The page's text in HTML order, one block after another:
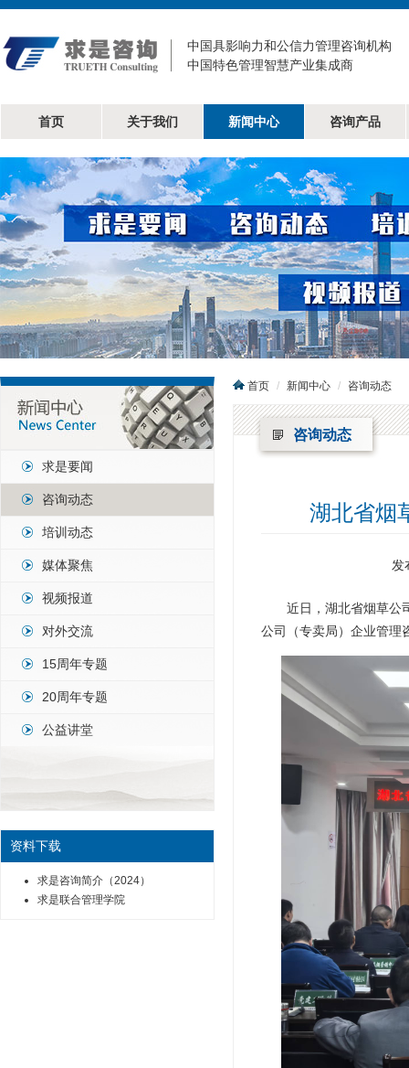
中国具影响力和公信力管理咨询机构
中国特色管理智慧产业集成商
首页 关于我们 新闻中心 咨询产品
求是要闻
咨询动态
培训动态
媒体聚焦
视频报道
对外交流
15周年专题
20周年专题
公益讲堂
资料下载
求是咨询简介（2024）
求是联合管理学院
首页 新闻中心 咨询动态
咨询动态
湖北省烟
发
近日，湖北省烟草公
公司（专卖局）企业管理